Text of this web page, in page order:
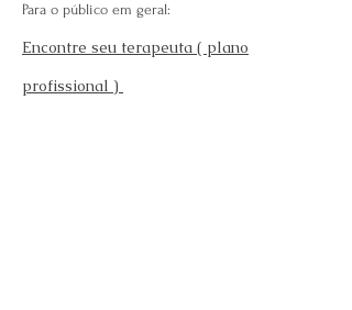
Para o público em geral:
Encontre seu terapeuta ( plano
profissional )